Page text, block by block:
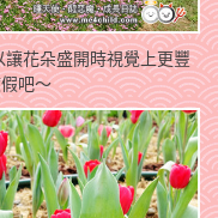
花朵盛開時視覺上更豐
吧～